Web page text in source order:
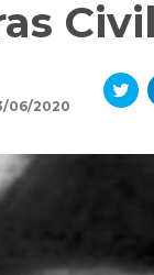
06/2020
Haz
clic